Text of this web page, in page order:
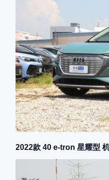
2022款 40 e-tron 星耀型